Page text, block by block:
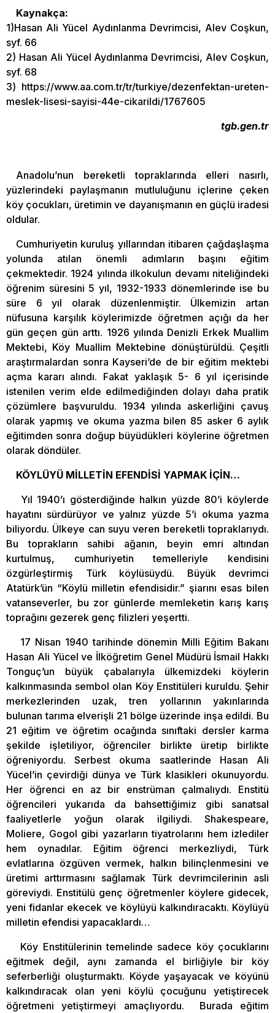
Kaynakça:
1)Hasan Ali Yücel Aydınlanma Devrimcisi, Alev Coşkun,
syf. 66
2) Hasan Ali Yücel Aydınlanma Devrimcisi, Alev Coşkun,
syf. 68
3) https://www.aa.com.tr/tr/turkiye/dezenfektan-ureten-
meslek-lisesi-sayisi-44e-cikarildi/1767605
tgb.gen.tr
Anadolu’nun bereketli topraklarında elleri nasırlı,
yüzlerindeki paylaşmanın mutluluğunu içlerine çeken
köy çocukları, üretimin ve dayanışmanın en güçlü iradesi
oldular.
Cumhuriyetin kuruluş yıllarından itibaren çağdaşlaşma
yolunda atılan önemli adımların başını eğitim
çekmektedir. 1924 yılında ilkokulun devamı niteliğindeki
öğrenim süresini 5 yıl, 1932-1933 dönemlerinde ise bu
süre 6 yıl olarak düzenlenmiştir. Ülkemizin artan
nüfusuna karşılık köylerimizde öğretmen açığı da her
gün geçen gün arttı. 1926 yılında Denizli Erkek Muallim
Mektebi, Köy Muallim Mektebine dönüştürüldü. Çeşitli
araştırmalardan sonra Kayseri’de de bir eğitim mektebi
açma kararı alındı. Fakat yaklaşık 5- 6 yıl içerisinde
istenilen verim elde edilmediğinden dolayı daha pratik
çözümlere başvuruldu. 1934 yılında askerliğini çavuş
olarak yapmış ve okuma yazma bilen 85 asker 6 aylık
eğitimden sonra doğup büyüdükleri köylerine öğretmen
olarak döndüler.
KÖYLÜYÜ MİLLETİN EFENDİSİ YAPMAK İÇİN…
Yıl 1940’ı gösterdiğinde halkın yüzde 80’i köylerde
hayatını sürdürüyor ve yalnız yüzde 5’i okuma yazma
biliyordu. Ülkeye can suyu veren bereketli topraklarıydı.
Bu toprakların sahibi ağanın, beyin emri altından
kurtulmuş, cumhuriyetin temelleriyle kendisini
özgürleştirmiş Türk köylüsüydü. Büyük devrimci
Atatürk’ün “Köylü milletin efendisidir.” şiarını esas bilen
vatanseverler, bu zor günlerde memleketin karış karış
toprağını gezerek genç filizleri yeşertti.
17 Nisan 1940 tarihinde dönemin Milli Eğitim Bakanı
Hasan Ali Yücel ve İlköğretim Genel Müdürü İsmail Hakkı
Tonguç’un büyük çabalarıyla ülkemizdeki köylerin
kalkınmasında sembol olan Köy Enstitüleri kuruldu. Şehir
merkezlerinden uzak, tren yollarının yakınlarında
bulunan tarıma elverişli 21 bölge üzerinde inşa edildi. Bu
21 eğitim ve öğretim ocağında sınıftaki dersler karma
şekilde işletiliyor, öğrenciler birlikte üretip birlikte
öğreniyordu. Serbest okuma saatlerinde Hasan Ali
Yücel’in çevirdiği dünya ve Türk klasikleri okunuyordu.
Her öğrenci en az bir enstrüman çalmalıydı. Enstitü
öğrencileri yukarıda da bahsettiğimiz gibi sanatsal
faaliyetlerle yoğun olarak ilgiliydi. Shakespeare,
Moliere, Gogol gibi yazarların tiyatrolarını hem izlediler
hem oynadılar. Eğitim öğrenci merkezliydi, Türk
evlatlarına özgüven vermek, halkın bilinçlenmesini ve
üretimi arttırmasını sağlamak Türk devrimcilerinin asli
göreviydi. Enstitülü genç öğretmenler köylere gidecek,
yeni fidanlar ekecek ve köylüyü kalkındıracaktı. Köylüyü
milletin efendisi yapacaklardı…
Köy Enstitülerinin temelinde sadece köy çocuklarını
eğitmek değil, aynı zamanda el birliğiyle bir köy
seferberliği oluşturmaktı. Köyde yaşayacak ve köyünü
kalkındıracak olan yeni köylü çocuğunu yetiştirecek
öğretmeni yetiştirmeyi amaçlıyordu. Burada eğitim